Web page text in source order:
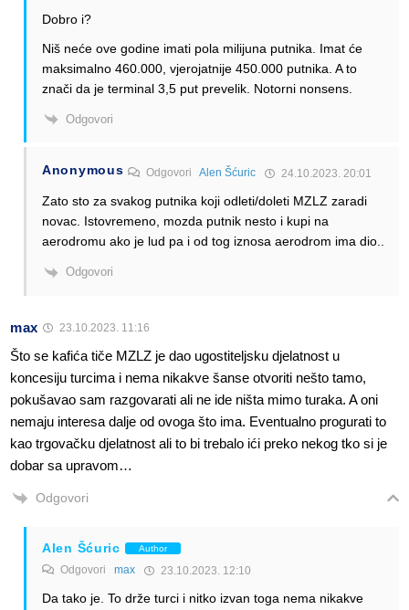
Dobro i?
Niš neće ove godine imati pola milijuna putnika. Imat će
maksimalno 460.000, vjerojatnije 450.000 putnika. A to
znači da je terminal 3,5 put prevelik. Notorni nonsens.
Odgovori
Anonymous OdgovoriAlen Šćuric 24.10.2023. 20:01
Zato sto za svakog putnika koji odleti/doleti MZLZ zaradi
novac. Istovremeno, mozda putnik nesto i kupi na
aerodromu ako je lud pa i od tog iznosa aerodrom ima dio..
Odgovori
max 23.10.2023. 11:16
Što se kafića tiče MZLZ je dao ugostiteljsku djelatnost u
koncesiju turcima i nema nikakve šanse otvoriti nešto tamo,
pokušavao sam razgovarati ali ne ide ništa mimo turaka. A oni
nemaju interesa dalje od ovoga što ima. Eventualno progurati to
kao trgovačku djelatnost ali to bi trebalo ići preko nekog tko si je
dobar sa upravom…
Odgovori
Alen Šćuric Author
Odgovori max 23.10.2023. 12:10
Da tako je. To drže turci i nitko izvan toga nema nikakve